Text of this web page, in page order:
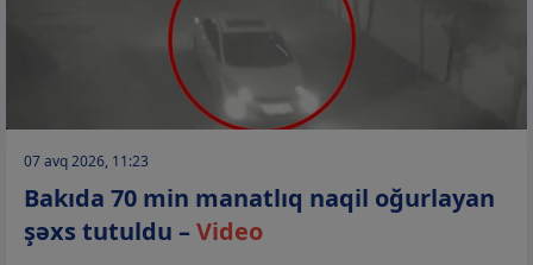
07 avq 2026, 11:23
Bakıda 70 min manatlıq naqil oğurlayan
şəxs tutuldu –Video